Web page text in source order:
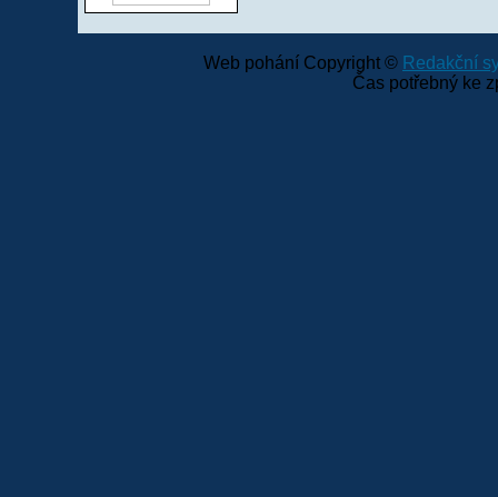
Web pohání Copyright © Redakční
Čas potřebný ke